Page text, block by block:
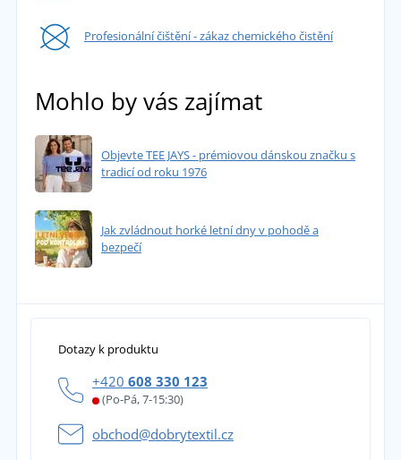
Profesionální čištění - zákaz chemického čistění
Mohlo by vás zajímat
Objevte TEE JAYS - prémiovou dánskou značku s
tradicí od roku 1976
Jak zvládnout horké letní dny v pohodě a
bezpečí
Dotazy k produktu
+420 608 330 123
(Po-Pá, 7-15:30)
obchod@dobrytextil.cz